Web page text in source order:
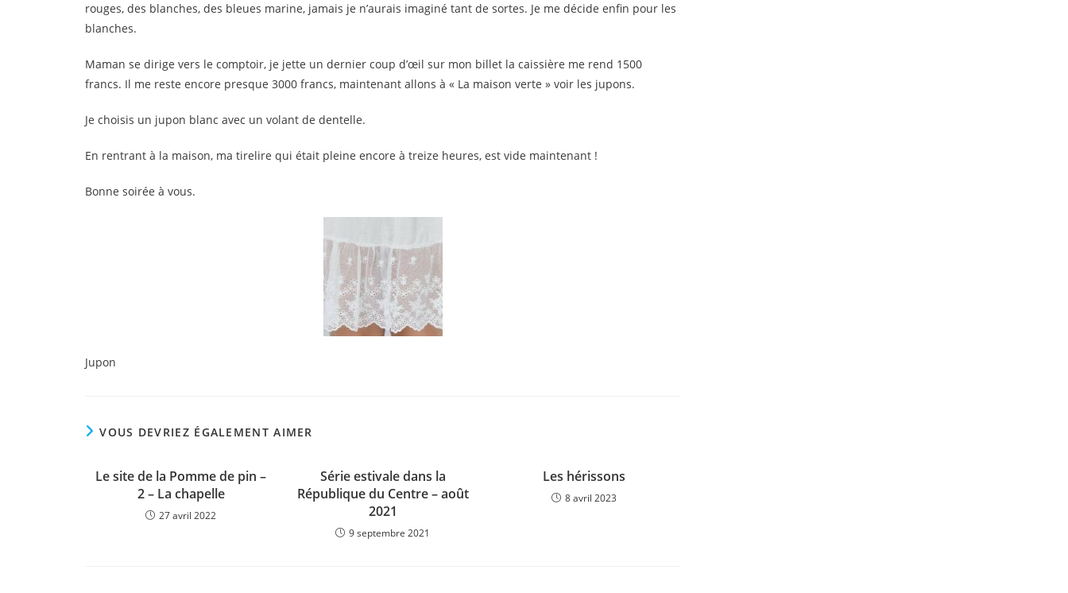
rouges, des blanches, des bleues marine, jamais je n’aurais imaginé tant de sortes. Je me décide enfin pour les
blanches.
Maman se dirige vers le comptoir, je jette un dernier coup d’œil sur mon billet la caissière me rend 1500
francs. Il me reste encore presque 3000 francs, maintenant allons à « La maison verte » voir les jupons.
Je choisis un jupon blanc avec un volant de dentelle.
En rentrant à la maison, ma tirelire qui était pleine encore à treize heures, est vide maintenant !
Bonne soirée à vous.
Jupon
VOUS DEVRIEZ ÉGALEMENT AIMER
Le site de la Pomme de pin –
2 – La chapelle
27 avril 2022
Série estivale dans la
République du Centre – août
2021
9 septembre 2021
Les hérissons
8 avril 2023